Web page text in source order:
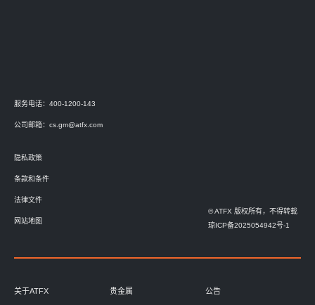
服务电话：400-1200-143
公司邮箱： cs.gm@atfx.com
隐私政策
条款和条件
法律文件
网站地图
© ATFX 版权所有，不得转载
琼ICP备2025054942号-1
关于ATFX 贵金属 公告